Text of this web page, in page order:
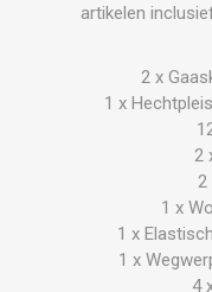
artikelen
2 x
1 x
2
2
1 x
1 x
1 x
4